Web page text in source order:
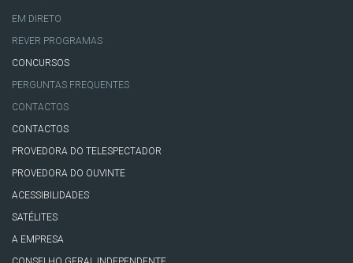
EM DIRETO
REVER PROGRAMAS
CONCURSOS
PERGUNTAS FREQUENTES
CONTACTOS
CONTACTOS
PROVEDORA DO TELESPECTADOR
PROVEDORA DO OUVINTE
ACESSIBILIDADES
SATÉLITES
A EMPRESA